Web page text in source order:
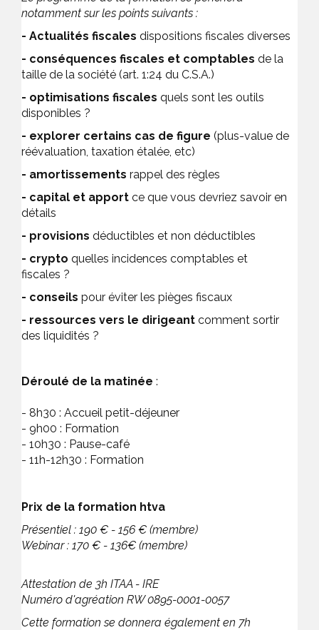
notamment sur les points suivants :
- Actualités fiscales dispositions fiscales diverses
- conséquences fiscales et comptables de la
taille de la société (art. 1:24 du C.S.A.)
- optimisations fiscales quels sont les outils
disponibles ?
- explorer certains cas de figure (plus-value de
réévaluation, taxation étalée, etc)
- amortissements rappel des règles
- capital et apport ce que vous devriez savoir en
détails
- provisions déductibles et non déductibles
- crypto quelles incidences comptables et
fiscales ?
- conseils pour éviter les pièges fiscaux
- ressources vers le dirigeant comment sortir
des liquidités ?
Déroulé de la matinée :
- 8h30 : Accueil petit-déjeuner
- 9h00 : Formation
- 10h30 : Pause-café
- 11h-12h30 : Formation
Prix de la formation htva
Présentiel : 190 € - 156 € (membre)
Webinar : 170 € - 136€ (membre)
Attestation de 3h ITAA - IRE
Numéro d'agréation RW 0895-0001-0057
Cette formation se donnera également en 7h